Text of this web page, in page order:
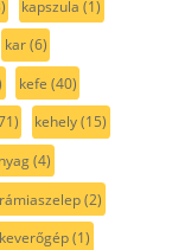
kapszula (1)
kar(6)
kefe (40)
kehely(15)
(4)
(2)
keverőgép(1)